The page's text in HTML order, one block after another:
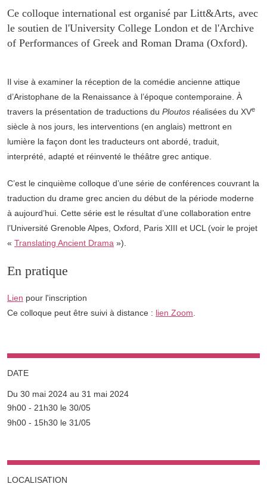
Ce colloque international est organisé par Litt&Arts, avec
le soutien de l'University College London et de l'Archive
of Performances of Greek and Roman Drama (Oxford).
Il vise à examiner la réception de la comédie ancienne attique
d’Aristophane de la Renaissance à l’époque contemporaine. À
travers la présentation de traductions du Ploutos réalisées du XVe
siècle à nos jours, les interventions (en anglais) mettront en
lumière la façon dont les traducteurs ont abordé, traduit,
interprété, adapté et réinventé le théâtre grec antique.
C’est le cinquième colloque d’une série de conférences couvrant la
traduction du drame grec ancien du début de la période moderne
à aujourd’hui. Cette série est le résultat d’une collaboration entre
l’Université Grenoble Alpes, Oxford, Paris XIII et UCL (voir le projet
« Translating Ancient Drama »).
En pratique
Lien pour l'inscription
Ce colloque peut être suivi à distance : lien Zoom
DATE
Du 30 mai 2024 au 31 mai 2024
Complément date
9h00 - 21h30 le 30/05
9h00 - 15h30 le 31/05
LOCALISATION